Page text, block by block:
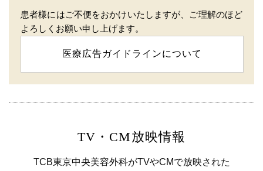
患者様にはご不便をおかけいたしますが、ご理解のほど
よろしくお願い申し上げます。
医療広告ガイドラインについて
TV・CM放映情報
TCB東京中央美容外科がTVやCMで放映された